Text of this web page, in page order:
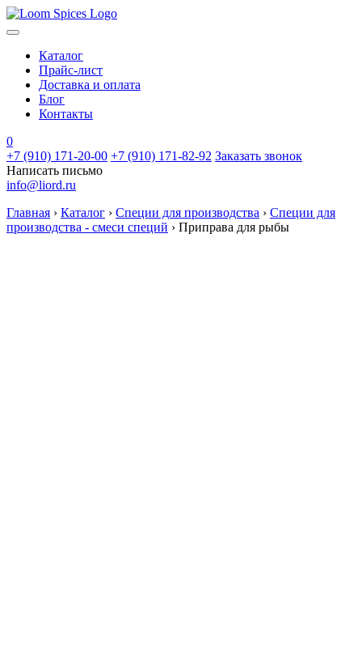
Каталог
Прайс-лист
Доставка и оплата
Блог
Контакты
0
+7 (910) 171-20-00 +7 (910) 171-82-92 Заказать звонок
Написать письмо
info@liord.ru
Главная › Каталог › Специи для производства › Специи для
производства - смеси специй › Приправа для рыбы